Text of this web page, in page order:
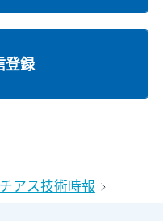
登録
アス技術時報